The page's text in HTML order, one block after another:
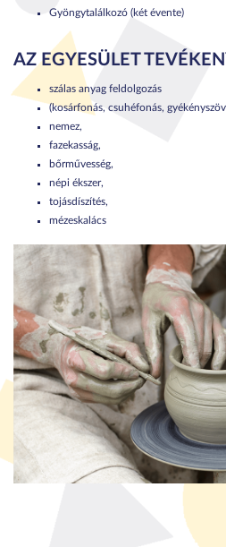
Gyöngytalálkozó (két évente)
AZ EGYESÜLET
szálas anyag feldolgozás
(kosárfonás, csuhéfonás,
nemez,
fazekasság,
bőrművesség,
népi ékszer,
tojásdíszítés,
mézeskalács